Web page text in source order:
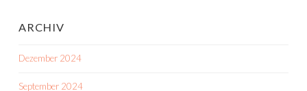
ARCHIV
Dezember 2024
September 2024